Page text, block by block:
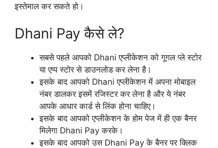
इस्तेमाल कर सकते हो।
Dhani Pay कैसे ले?
सबसे पहले आपको Dhani एप्लीकेशन को गूगल प्ले स्टोर
या एप्प स्टोर से डाउनलोड कर लेना है।
इसके बाद आपको Dhani एप्लीकेशन में अपना मोबाइल
नंबर डालकर इसमें रजिस्टर कर लेना है और ये नंबर
आपके आधार कार्ड से लिंक होना चाहिए।
इसके बाद आपको एप्लीकेशन के होम पेज में ही एक बैनर
मिलेगा Dhani Pay करके।
इसके बाद आपको उस Dhani Pay के बैनर पर क्लिक